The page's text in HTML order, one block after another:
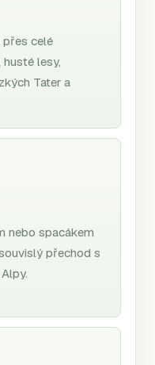
přes celé
lesy,
Tater a
nebo spacákem
přechod s